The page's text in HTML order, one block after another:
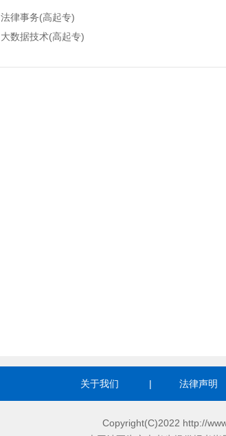
法律事务(高起专)
大数据技术(高起专)
关于我们 | 法律声明
Copyright(C)2022 http://